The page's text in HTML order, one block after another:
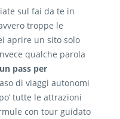
sul fai da te in
troppe le
aprire un sito solo
qualche parola
pass per
di viaggi autonomi
tutte le attrazioni
con tour guidato